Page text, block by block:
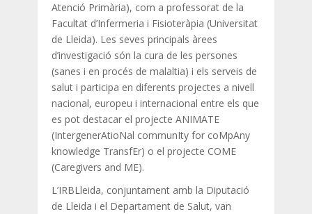
Atenció Primària), com a professorat de la
Facultat d’Infermeria i Fisioteràpia (Universitat
de Lleida). Les seves principals àrees
d’investigació són la cura de les persones
(sanes i en procés de malaltia) i els serveis de
salut i participa en diferents projectes a nivell
nacional, europeu i internacional entre els que
es pot destacar el projecte ANIMATE
(IntergenerAtioNal communIty for coMpAny
knowledge TransfEr) o el projecte COME
(Caregivers and ME).
L’IRBLleida, conjuntament amb la Diputació
de Lleida i el Departament de Salut, van